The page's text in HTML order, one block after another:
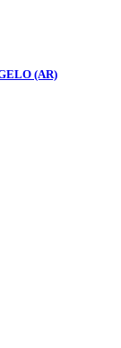
(AR)